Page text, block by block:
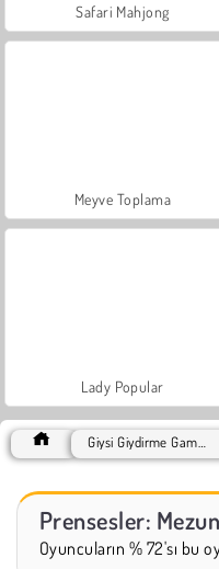
Safari Mahjong
Meyve Toplama
Lady Popular
Prensesler:
Oyuncuların % 72'sı bu